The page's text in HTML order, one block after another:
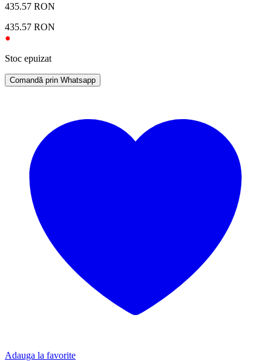
435.57 RON
435.57 RON
●
Stoc epuizat
Comandă prin Whatsapp
Adauga la favorite